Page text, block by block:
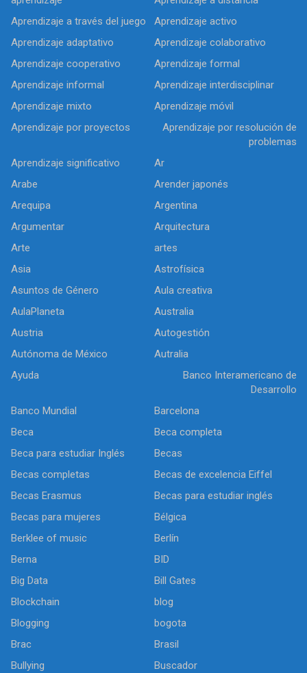
Aprendizaje a través del juego
Aprendizaje activo
Aprendizaje adaptativo
Aprendizaje colaborativo
Aprendizaje cooperativo
Aprendizaje formal
Aprendizaje informal
Aprendizaje interdisciplinar
Aprendizaje mixto
Aprendizaje móvil
Aprendizaje por proyectos
Aprendizaje por resolución de
problemas
Aprendizaje significativo
Ar
Arabe
Arender japonés
Arequipa
Argentina
Argumentar
Arquitectura
Arte
artes
Asia
Astrofísica
Asuntos de Género
Aula creativa
AulaPlaneta
Australia
Austria
Autogestión
Autónoma de México
Autralia
Ayuda
Banco Interamericano de
Desarrollo
Banco Mundial
Barcelona
Beca
Beca completa
Beca para estudiar Inglés
Becas
Becas completas
Becas de excelencia Eiffel
Becas Erasmus
Becas para estudiar inglés
Becas para mujeres
Bélgica
Berklee of music
Berlín
Berna
BID
Big Data
Bill Gates
Blockchain
blog
Blogging
bogota
Brac
Brasil
Bullying
Buscador